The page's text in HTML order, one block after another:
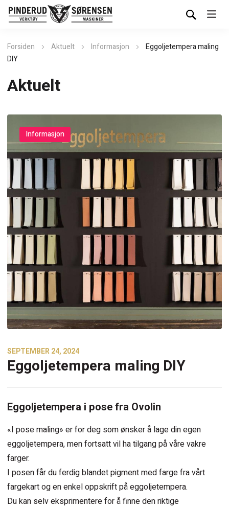
Forsiden Aktuelt Informasjon
Eggoljetempera maling
DIY
Aktuelt
Informasjon
SEPTEMBER 24, 2024
Eggoljetempera maling DIY
Eggoljetempera i pose fra Ovolin
«I pose maling» er for deg som ønsker å lage din egen
eggoljetempera, men fortsatt vil ha tilgang på våre vakre
farger.
I posen får du ferdig blandet pigment med farge fra vårt
fargekart og en enkel oppskrift på eggoljetempera.
Du kan selv eksprimentere for å finne den riktige